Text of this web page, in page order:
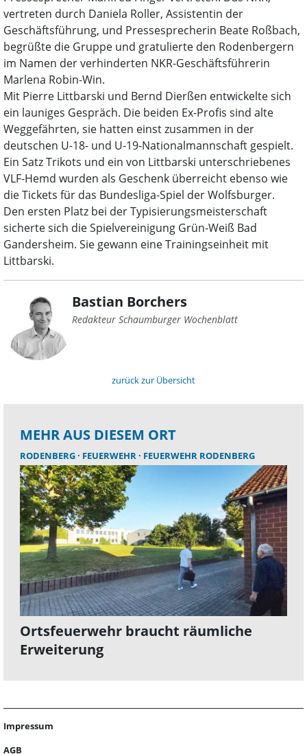
vertreten durch Daniela Roller, Assistentin der
Geschäftsführung, und Pressesprecherin Beate Roßbach,
begrüßte die Gruppe und gratulierte den Rodenbergern
im Namen der verhinderten NKR-Geschäftsführerin
Marlena Robin-Win.
Mit Pierre Littbarski und Bernd Dierßen entwickelte sich
ein launiges Gespräch. Die beiden Ex-Profis sind alte
Weggefährten, sie hatten einst zusammen in der
deutschen U-18- und U-19-Nationalmannschaft gespielt.
Ein Satz Trikots und ein von Littbarski unterschriebenes
VLF-Hemd wurden als Geschenk überreicht ebenso wie
die Tickets für das Bundesliga-Spiel der Wolfsburger.
Den ersten Platz bei der Typisierungsmeisterschaft
sicherte sich die Spielvereinigung Grün-Weiß Bad
Gandersheim. Sie gewann eine Trainingseinheit mit
Littbarski.
Bastian Borchers
Redakteur Schaumburger Wochenblatt
zurück zur Übersicht
MEHR AUS DIESEM ORT
RODENBERG FEUERWEHR FEUERWEHR RODENBERG
Ortsfeuerwehr braucht räumliche
Erweiterung
Impressum
AGB